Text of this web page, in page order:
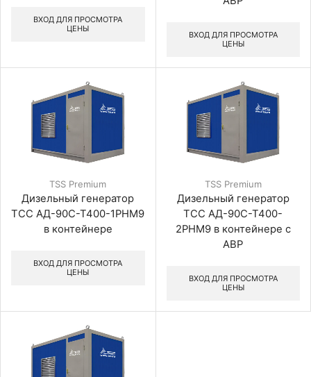
ВХОД ДЛЯ ПРОСМОТРА
ЦЕНЫ
ВХОД ДЛЯ ПРОСМОТРА
ЦЕНЫ
TSS Premium
Дизельный генератор
ТСС АД-90С-Т400-1РНМ9
в контейнере
ВХОД ДЛЯ ПРОСМОТРА
ЦЕНЫ
TSS Premium
Дизельный генератор
ТСС АД-90С-Т400-
2РНМ9 в контейнере с
АВР
ВХОД ДЛЯ ПРОСМОТРА
ЦЕНЫ